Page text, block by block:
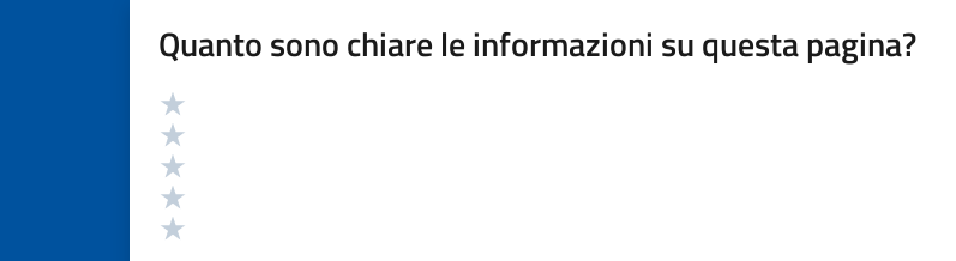
Quanto sono chiare le informazioni su questa pagina?
Valutazione